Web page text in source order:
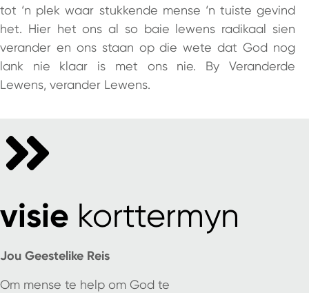
tot ‘n plek waar stukkende mense ‘n tuiste gevind
het. Hier het ons al so baie lewens radikaal sien
verander en ons staan op die wete dat God nog
lank nie klaar is met ons nie. By Veranderde
Lewens, verander Lewens.
visie korttermyn
Jou Geestelike Reis
Om mense te help om God te